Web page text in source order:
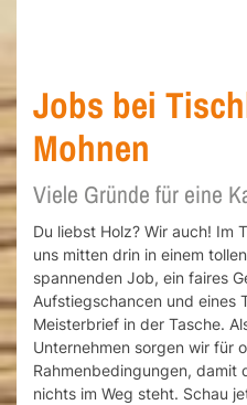
Jobs bei
Mohnen
Viele Gründe für eine
Du liebst Holz? Wir auch! Im
uns mitten drin in einem
spannenden Job, ein faires
Aufstiegschancen und eines
Meisterbrief in der Tasche.
Unternehmen sorgen wir für
Rahmenbedingungen, damit
nichts im Weg steht. Schau